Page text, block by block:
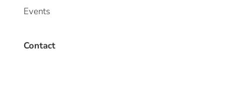
Events
Contact